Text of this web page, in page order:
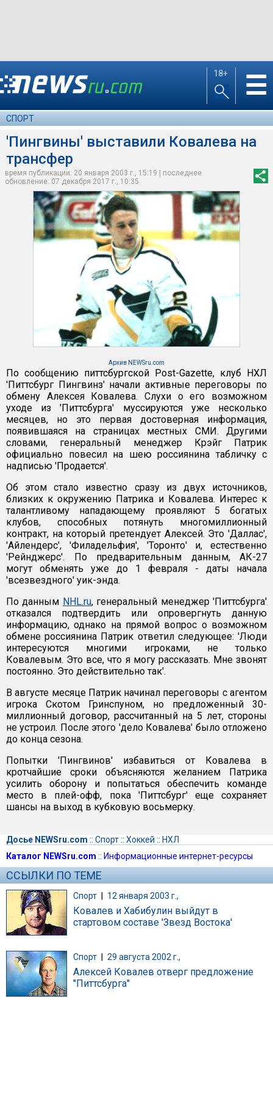
18+ ☰
СПОРТ
'Пингвины' выставили Ковалева на
трансфер
время публикации: 20 января 2003 г., 15:19 | последнее
обновление: 07 декабря 2017 г., 10:35
Архив NEWSru.com
По сообщению питтсбургской Post-Gazette, клуб НХЛ
'Питтсбург Пингвинз' начали активные переговоры по
обмену Алексея Ковалева. Слухи о его возможном
уходе из 'Питтсбурга' муссируются уже несколько
месяцев, но это первая достоверная информация,
появившаяся на страницах местных СМИ. Другими
словами, генеральный менеджер Крэйг Патрик
официально повесил на шею россиянина табличку с
надписью 'Продается'.
Об этом стало известно сразу из двух источников,
близких к окружению Патрика и Ковалева. Интерес к
талантливому нападающему проявляют 5 богатых
клубов, способных потянуть многомиллионный
контракт, на который претендует Алексей. Это 'Даллас',
'Айлендерс', 'Филадельфия', 'Торонто' и, естественно
'Рейнджерс'. По предварительным данным, АК-27
могут обменять уже до 1 февраля - даты начала
'всезвездного' уик-энда.
По данным NHL.ru, генеральный менеджер 'Питтсбурга'
отказался подтвердить или опровергнуть данную
информацию, однако на прямой вопрос о возможном
обмене россиянина Патрик ответил следующее: 'Люди
интересуются многими игроками, не только
Ковалевым. Это все, что я могу рассказать. Мне звонят
постоянно. Это действительно так'.
В августе месяце Патрик начинал переговоры с агентом
игрока Скотом Гринспуном, но предложенный 30-
миллионный договор, рассчитанный на 5 лет, стороны
не устроил. После этого 'дело Ковалева' было отложено
до конца сезона.
Попытки 'Пингвинов' избавиться от Ковалева в
кротчайшие сроки объясняются желанием Патрика
усилить оборону и попытаться обеспечить команде
место в плей-офф, пока 'Питтсбург' еще сохраняет
шансы на выход в кубковую восьмерку.
Досье NEWSru.com :: Спорт:: Хоккей :: НХЛ
Каталог NEWSru.com :: Информационные интернет-ресурсы
ССЫЛКИ ПО ТЕМЕ
Спорт | 12 января 2003 г.,
Ковалев и Хабибулин выйдут в
стартовом составе 'Звезд Востока'
Спорт 29 августа 2002 г.,
Алексей Ковалев отверг предложение
"Питтсбурга"